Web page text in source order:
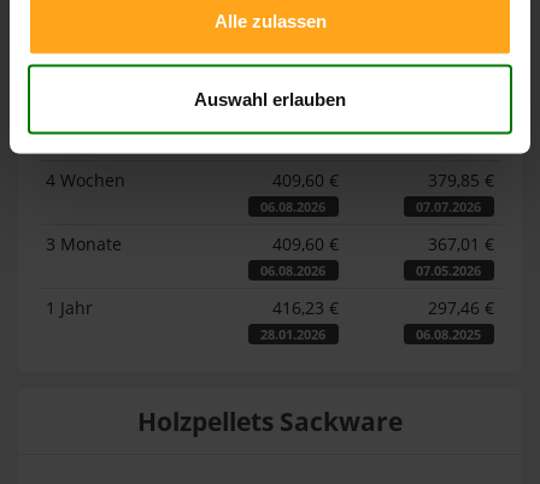
Alle zulassen
Auswahl erlauben
Lose Holzpellets
Zeitraum Höchststand
Tiefststand
4 Wochen
409,60 €
06.08.2026
379,85 €
07.07.2026
3 Monate 409,60 €
06.08.2026
367,01 €
07.05.2026
1 Jahr 416,23 €
28.01.2026
297,46 €
06.08.2025
Holzpellets Sackware